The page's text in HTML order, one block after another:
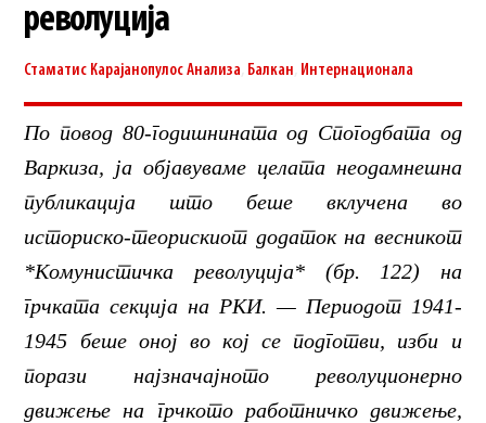
револуција
Стаматис Карајанопулос Анализа Балкан Интернационала
По повод 80-годишнината од Спогодбата од
Варкиза, ја објавуваме целата неодамнешна
публикација што беше вклучена во
историско-теорискиот додаток на весникот
*Комунистичка револуција* (бр. 122) на
грчката секција на РКИ. — Периодот 1941-
1945 беше оној во кој се подготви, изби и
порази најзначајното револуционерно
движење на грчкото работничко движење,